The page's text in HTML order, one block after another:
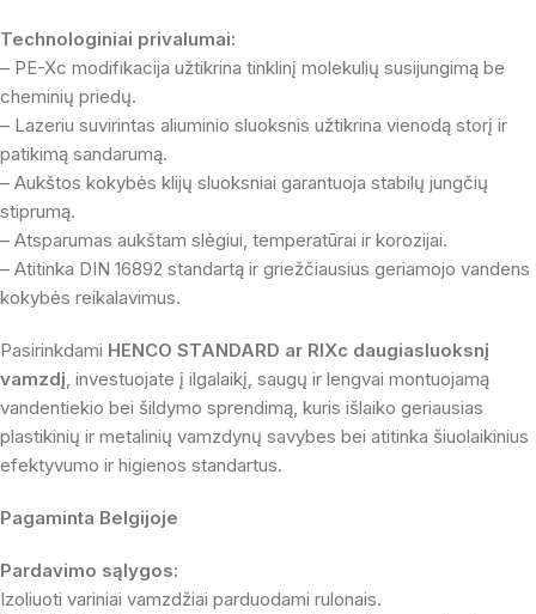
Technologiniai privalumai:
– PE-Xc modifikacija užtikrina tinklinį molekulių susijungimą be
cheminių priedų.
– Lazeriu suvirintas aliuminio sluoksnis užtikrina vienodą storį ir
patikimą sandarumą.
– Aukštos kokybės klijų sluoksniai garantuoja stabilų jungčių
stiprumą.
– Atsparumas aukštam slėgiui, temperatūrai ir korozijai.
– Atitinka DIN 16892 standartą ir griežčiausius geriamojo vandens
kokybės reikalavimus.
Pasirinkdami HENCO STANDARD ar RIXc daugiasluoksnį
vamzdį, investuojate į ilgalaikį, saugų ir lengvai montuojamą
vandentiekio bei šildymo sprendimą, kuris išlaiko geriausias
plastikinių ir metalinių vamzdynų savybes bei atitinka šiuolaikinius
efektyvumo ir higienos standartus.
Pagaminta Belgijoje
Pardavimo sąlygos:
Izoliuoti variniai vamzdžiai parduodami rulonais.